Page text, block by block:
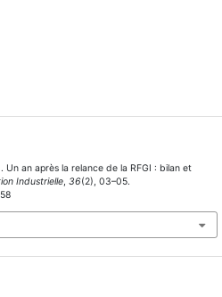
Un an après la relance de la RFGI : bilan et
Industrielle, 36(2), 03–05.